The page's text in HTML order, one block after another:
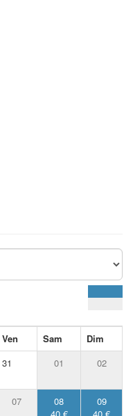
Ven Sam
Dim
31 01 02
07
08
09